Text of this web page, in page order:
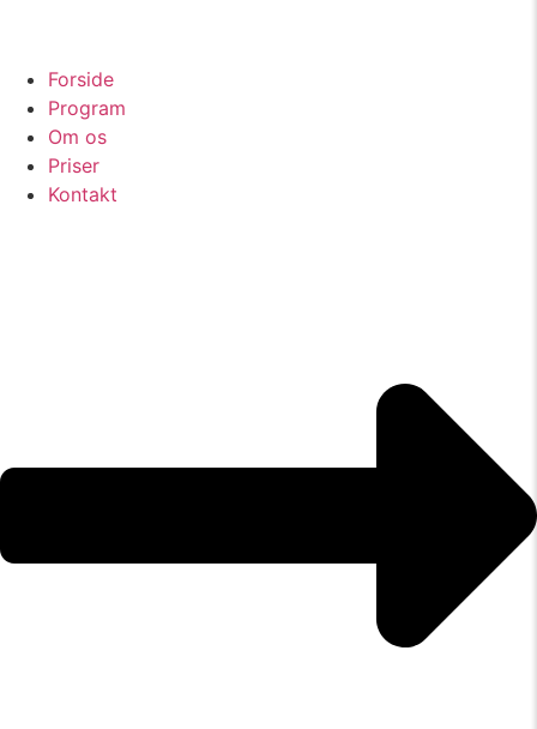
Forside
Program
Om os
Priser
Kontakt